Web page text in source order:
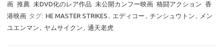
画 推薦 未DVD化のレア作品 未公開カンフー映画 格闘アクション 香
港映画 タグ: HE MASTER STRIKES , エディコー , チンシュウトン ,
メン
ユエンマン , ヤムサイクン , 通天老虎